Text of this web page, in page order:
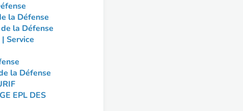
la Défense
la Défense
Service
la Défense
EPL DES